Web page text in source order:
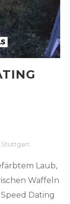
Stuttgart
Laub,
Waffeln
Dating